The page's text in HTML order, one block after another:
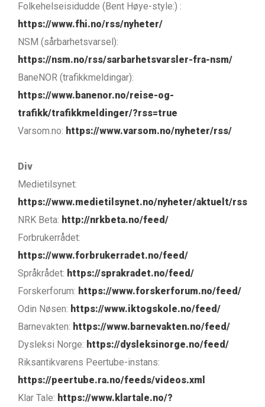
Folkehelseisidudde (Bent Høye-style:) :
https://www.fhi.no/rss/nyheter/
NSM (sårbarhetsvarsel):
https://nsm.no/rss/sarbarhetsvarsler-fra-nsm/
BaneNOR (trafikkmeldingar):
https://www.banenor.no/reise-og-
trafikk/trafikkmeldinger/?rss=true
Varsom.no: https://www.varsom.no/nyheter/rss/
Div
Medietilsynet:
https://www.medietilsynet.no/nyheter/aktuelt/rss
NRK Beta: http://nrkbeta.no/feed/
Forbrukerrådet:
https://www.forbrukerradet.no/feed/
Språkrådet: https://sprakradet.no/feed/
Forskerforum: https://www.forskerforum.no/feed/
Odin Nøsen: https://www.iktogskole.no/feed/
Barnevakten: https://www.barnevakten.no/feed/
Dysleksi Norge: https://dysleksinorge.no/feed/
Riksantikvarens Peertube-instans:
https://peertube.ra.no/feeds/videos.xml
Klar Tale: https://www.klartale.no/?